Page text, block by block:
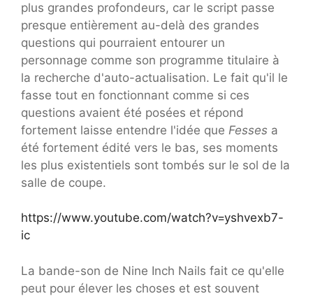
plus grandes profondeurs, car le script passe
presque entièrement au-delà des grandes
questions qui pourraient entourer un
personnage comme son programme titulaire à
la recherche d'auto-actualisation. Le fait qu'il le
fasse tout en fonctionnant comme si ces
questions avaient été posées et répond
fortement laisse entendre l'idée que Fesses a
été fortement édité vers le bas, ses moments
les plus existentiels sont tombés sur le sol de la
salle de coupe.
https://www.youtube.com/watch?v=yshvexb7-
ic
La bande-son de Nine Inch Nails fait ce qu'elle
peut pour élever les choses et est souvent